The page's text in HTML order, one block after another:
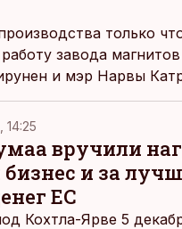
только
завода
и мэр Нарвы
переговоры с
смогут
и, возможно,
страдающему от
14:25
вручили
и за
ЕС
Кохтла-Ярве 5